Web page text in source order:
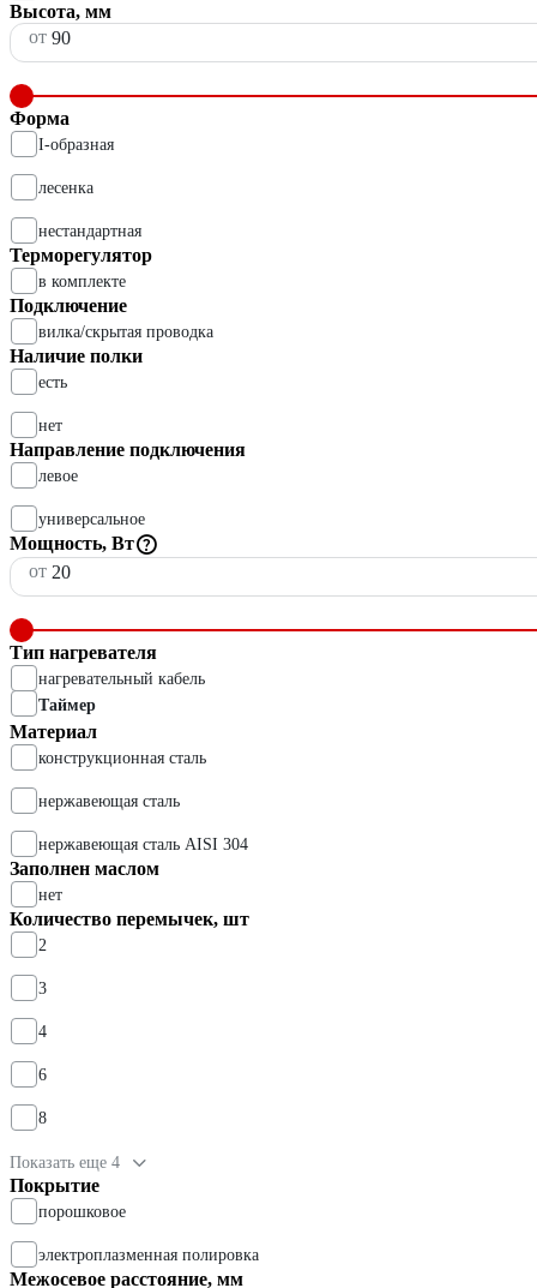
Высота, мм
от
Форма
I-образная
лесенка
нестандартная
Терморегулятор
в комплекте
Подключение
вилка/скрытая проводка
Наличие полки
есть
нет
Направление подключения
левое
универсальное
Мощность, Вт
от
Тип нагревателя
нагревательный кабель
Таймер
Материал
конструкционная сталь
нержавеющая сталь
нержавеющая сталь AISI 304
Заполнен маслом
нет
Количество перемычек, шт
2
3
4
6
8
Показать еще 4
Покрытие
порошковое
электроплазменная полировка
Межосевое расстояние, мм